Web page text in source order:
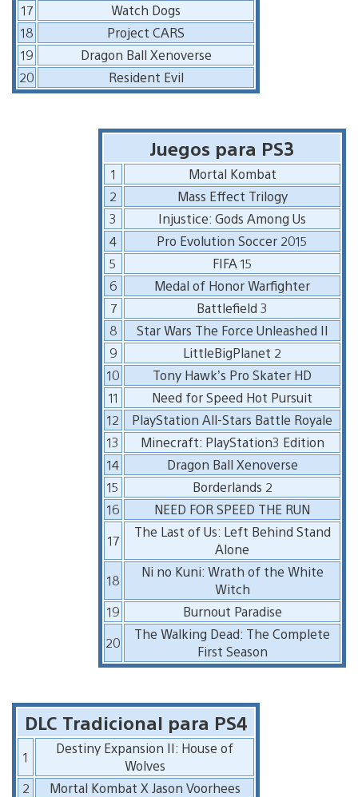
17
Watch Dogs
18
Project CARS
19
Dragon Ball Xenoverse
20
Resident Evil
Juegos para PS3
1
Mortal Kombat
2
Mass Effect Trilogy
3
Injustice: Gods Among Us
4
Pro Evolution Soccer 2015
5
FIFA 15
6
Medal of Honor Warfighter
7
Battlefield 3
8
Star Wars The Force Unleashed II
9
LittleBigPlanet 2
10
Tony Hawk’s Pro Skater HD
11
Need for Speed Hot Pursuit
12
PlayStation All-Stars Battle Royale
13
Minecraft: PlayStation3 Edition
14
Dragon Ball Xenoverse
15
Borderlands 2
16
NEED FOR SPEED THE RUN
17
The Last of Us: Left Behind Stand
Alone
18
Ni no Kuni: Wrath of the White
Witch
19
Burnout Paradise
20
The Walking Dead: The Complete
First Season
DLC Tradicional para PS4
1
Destiny Expansion II: House of
Wolves
2
Mortal Kombat X Jason Voorhees